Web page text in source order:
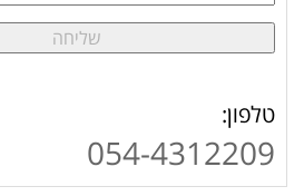
טלפון:
054-4312209